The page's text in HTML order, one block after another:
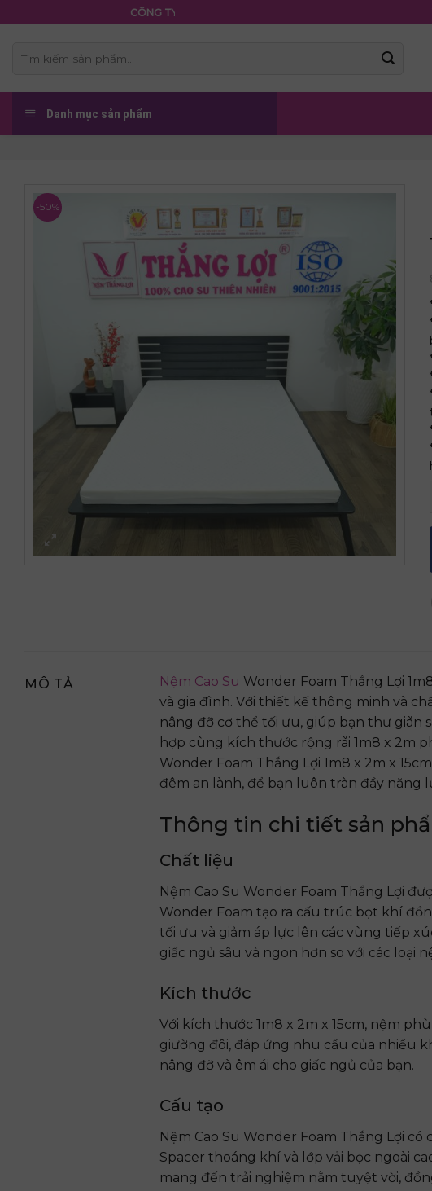
to
CÔNG TY TNHH NỆM THẮNG LỢI
kiếm:
Danh mục sản phẩm
-50%
MÔ TẢ Nệm Cao Su Wonder Foam Thắng Lợi
và gia đình. Với thiết kế thông minh và
nâng đỡ cơ thể tối ưu, giúp bạn thư giãn
hợp cùng kích thước rộng rãi 1m8 x 2m
Wonder Foam Thắng Lợi 1m8 x 2m x
đêm an lành, để bạn luôn tràn đầy năng
Thông tin chi tiết sản
Chất liệu
Nệm Cao Su Wonder Foam Thắng Lợi
Wonder Foam tạo ra cấu trúc bọt khí
tối ưu và giảm áp lực lên các vùng tiếp
giấc ngủ sâu và ngon hơn so với các loại
Kích thước
Với kích thước 1m8 x 2m x 15cm, nệm
giường đôi, đáp ứng nhu cầu của nhiều
nâng đỡ và êm ái cho giấc ngủ của bạn.
Cấu tạo
Nệm Cao Su Wonder Foam Thắng Lợi
Spacer thoáng khí và lớp vải bọc ngoài
mang đến trải nghiệm nằm tuyệt vời,